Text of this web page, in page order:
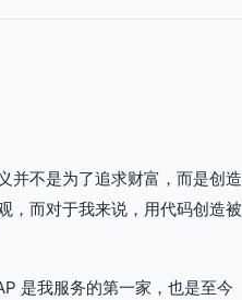
并不是为了追求财富，而是创造
，而对于我来说，用代码创造被
是我服务的第一家，也是至今